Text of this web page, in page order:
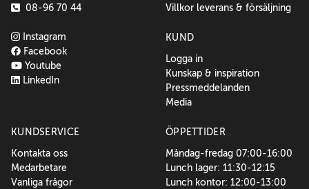
08-96 70 44
Instagram
Facebook
Youtube
LinkedIn
Villkor leverans & försäljning
KUND
Logga in
Kunskap & inspiration
Pressmeddelanden
Media
KUNDSERVICE
Kontakta oss
Medarbetare
Vanliga frågor
ÖPPETTIDER
Måndag-fredag 07:00-16:00
Lunch lager: 11:30-12:15
Lunch kontor: 12:00-13:00